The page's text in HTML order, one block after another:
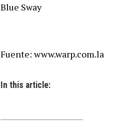
Blue Sway
Fuente: www.warp.com.la
In this article: